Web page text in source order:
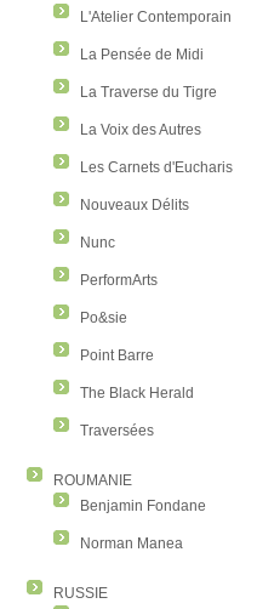
L'Atelier Contemporain
La Pensée de Midi
La Traverse du Tigre
La Voix des Autres
Les Carnets d'Eucharis
Nouveaux Délits
Nunc
PerformArts
Po&sie
Point Barre
The Black Herald
Traversées
ROUMANIE
Benjamin Fondane
Norman Manea
RUSSIE